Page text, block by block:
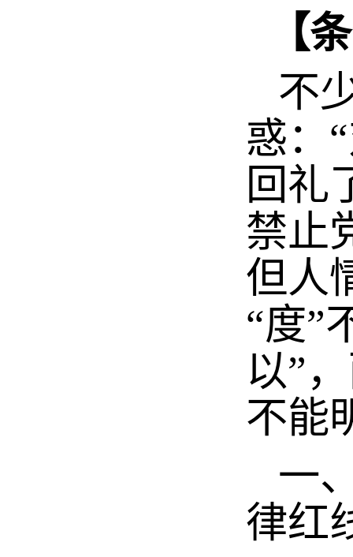
【
不
惑：
回礼
禁止
但人
“度”
以”
不能
一
律红